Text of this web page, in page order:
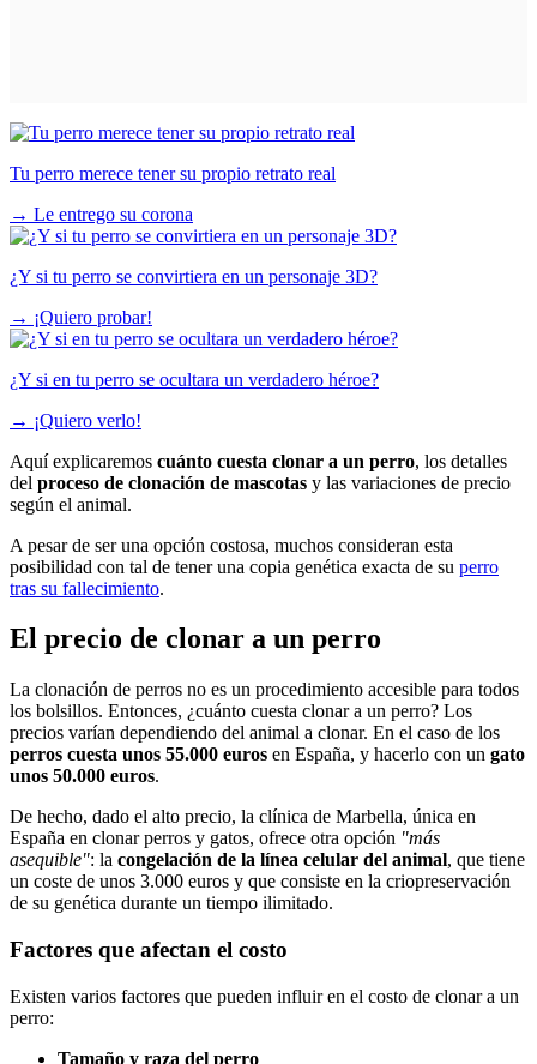
Tu perro merece tener su propio retrato real
→ Le entrego su corona
¿Y si tu perro se convirtiera en un personaje 3D?
→ ¡Quiero probar!
¿Y si en tu perro se ocultara un verdadero héroe?
→ ¡Quiero verlo!
Aquí explicaremos cuánto cuesta clonar a un perro, los detalles
del proceso de clonación de mascotas y las variaciones de precio
según el animal.
A pesar de ser una opción costosa, muchos consideran esta
posibilidad con tal de tener una copia genética exacta de su perro
tras su fallecimiento.
El precio de clonar a un perro
La clonación de perros no es un procedimiento accesible para todos
los bolsillos. Entonces, ¿cuánto cuesta clonar a un perro? Los
precios varían dependiendo del animal a clonar. En el caso de los
perros cuesta unos 55.000 euros en España, y hacerlo con un gato
unos 50.000 euros.
De hecho, dado el alto precio, la clínica de Marbella, única en
España en clonar perros y gatos, ofrece otra opción "más
asequible": la congelación de la línea celular del animal, que tiene
un coste de unos 3.000 euros y que consiste en la criopreservación
de su genética durante un tiempo ilimitado.
Factores que afectan el costo
Existen varios factores que pueden influir en el costo de clonar a un
perro:
Tamaño y raza del perro